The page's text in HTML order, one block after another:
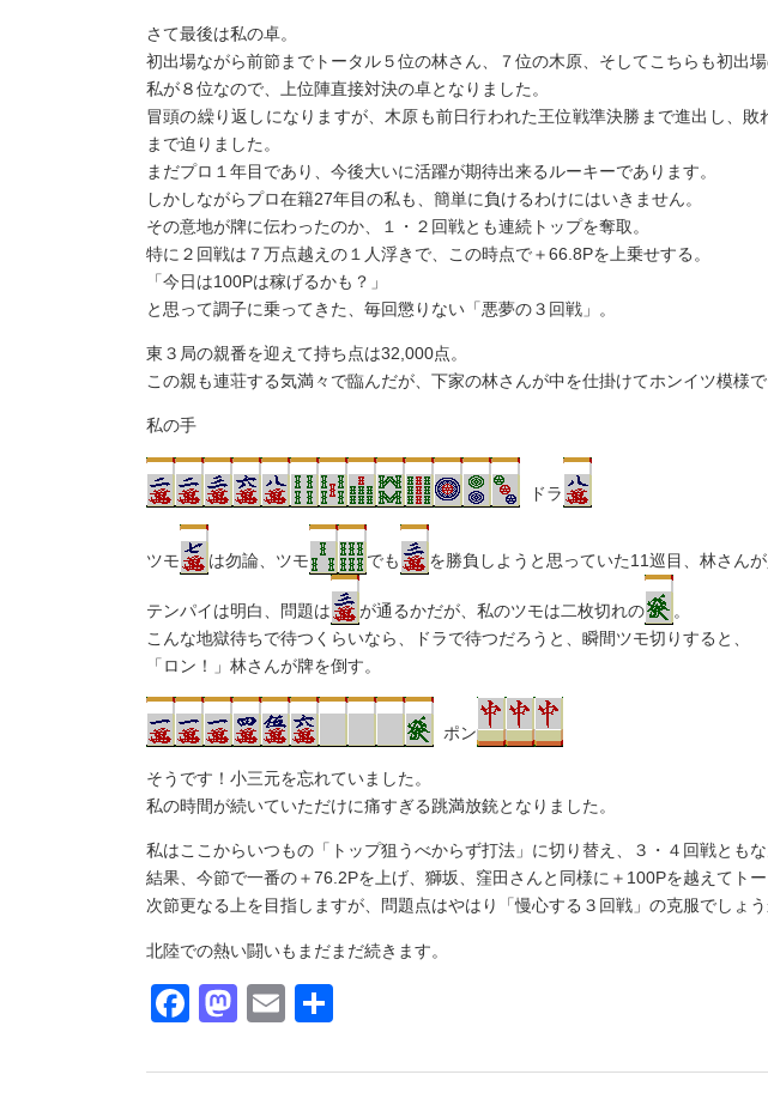
さて最後は私の卓。
初出場ながら前節までトータル５位の林さん、７位の木原、そしてこちらも初出場
私が８位なので、上位陣直接対決の卓となりました。
冒頭の繰り返しになりますが、木原も前日行われた王位戦準決勝まで進出し、
まで迫りました。
まだプロ１年目であり、今後大いに活躍が期待出来るルーキーであります。
しかしながらプロ在籍27年目の私も、簡単に負けるわけにはいきません。
その意地が牌に伝わったのか、１・２回戦とも連続トップを奪取。
特に２回戦は７万点越えの１人浮きで、この時点で＋66.8Pを上乗せする。
「今日は100Pは稼げるかも？」
と思って調子に乗ってきた、毎回懲りない「悪夢の３回戦」。
東３局の親番を迎えて持ち点は32,000点。
この親も連荘する気満々で臨んだが、下家の林さんが中を仕掛けてホンイツ模様
私の手
ドラ
ツモ は勿論、ツモ でも を勝負しようと思っていた11巡目、林さん
テンパイは明白、問題は が通るかだが、私のツモは二枚切れの
。
こんな地獄待ちで待つくらいなら、ドラで待つだろうと、瞬間ツモ切りすると、
「ロン！」林さんが牌を倒す。
ポン
そうです！小三元を忘れていました。
私の時間が続いていただけに痛すぎる跳満放銃となりました。
私はここからいつもの「トップ狙うべからず打法」に切り替え、３・４回戦ともな
結果、今節で一番の＋76.2Pを上げ、獅坂、窪田さんと同様に＋100Pを越えてト
次節更なる上を目指しますが、問題点はやはり「慢心する３回戦」の克服でしょう
北陸での熱い闘いもまだまだ続きます。
Facebook
Mastodon
Email